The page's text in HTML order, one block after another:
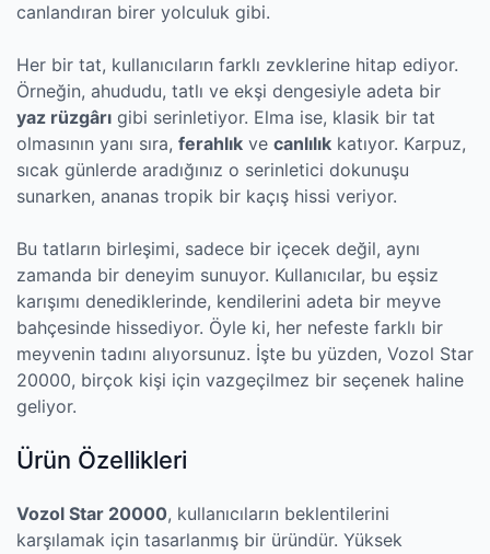
canlandıran birer yolculuk gibi.
Her bir tat, kullanıcıların farklı zevklerine hitap ediyor.
Örneğin, ahududu, tatlı ve ekşi dengesiyle adeta bir
yaz rüzgârı gibi serinletiyor. Elma ise, klasik bir tat
olmasının yanı sıra, ferahlık ve canlılık katıyor. Karpuz,
sıcak günlerde aradığınız o serinletici dokunuşu
sunarken, ananas tropik bir kaçış hissi veriyor.
Bu tatların birleşimi, sadece bir içecek değil, aynı
zamanda bir deneyim sunuyor. Kullanıcılar, bu eşsiz
karışımı denediklerinde, kendilerini adeta bir meyve
bahçesinde hissediyor. Öyle ki, her nefeste farklı bir
meyvenin tadını alıyorsunuz. İşte bu yüzden, Vozol Star
20000, birçok kişi için vazgeçilmez bir seçenek haline
geliyor.
Ürün Özellikleri
Vozol Star 20000, kullanıcıların beklentilerini
karşılamak için tasarlanmış bir üründür. Yüksek